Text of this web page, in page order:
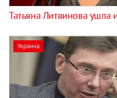
Татьяна Литвинова
Украина